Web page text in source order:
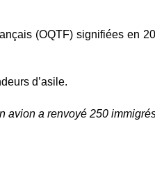
(OQTF) signifiées en
d’asile.
avion a renvoyé 250